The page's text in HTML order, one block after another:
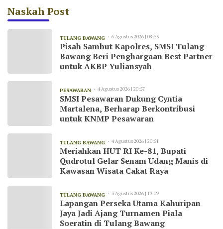
Naskah Post
TULANG BAWANG 6 Agustus 2026 | 08:55
Pisah Sambut Kapolres, SMSI Tulang
Bawang Beri Penghargaan Best Partner
untuk AKBP Yuliansyah
PESAWARAN 4 Agustus 2026 | 20:57
SMSI Pesawaran Dukung Cyntia
Martalena, Berharap Berkontribusi
untuk KNMP Pesawaran
TULANG BAWANG 4 Agustus 2026 | 20:51
Meriahkan HUT RI Ke-81, Bupati
Qudrotul Gelar Senam Udang Manis di
Kawasan Wisata Cakat Raya
TULANG BAWANG 3 Agustus 2026 | 13:09
Lapangan Perseka Utama Kahuripan
Jaya Jadi Ajang Turnamen Piala
Soeratin di Tulang Bawang